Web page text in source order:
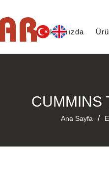
Hakkımızda
CUMMINS
Ana Sayfa /